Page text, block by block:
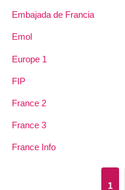
Embajada de Francia
Emol
Europe 1
FIP
France 2
France 3
France Info
1